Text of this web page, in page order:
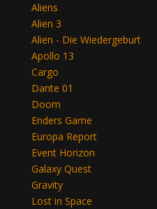
Aliens
Alien 3
Alien - Die Wiedergeburt
Apollo 13
Cargo
Dante 01
Doom
Enders Game
Europa Report
Event Horizon
Galaxy Quest
Gravity
Lost in Space